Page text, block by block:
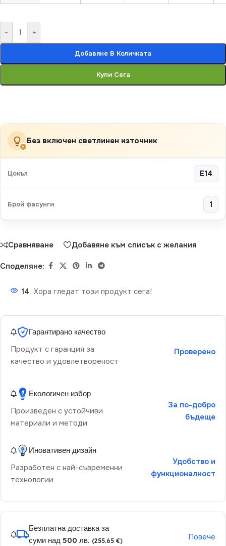
- +
Добавяне В Количката
Купи Сега
×
Без включен светлинен източник
Цокъл E14
Брой фасунги 1
Сравняване Добавяне към списък с желания
Споделяне:
14 Хора гледат този продукт сега!
Гарантирано качество
Продукт с гаранция за
качество и удовлетвореност
Проверено
Екологичен избор
Произведен с устойчиви
материали и методи
За по-добро
бъдеще
Иновативен дизайн
Разработен с най-съвременни
технологии
Удобство и
функционалност
Безплатна доставка за
суми над 500 лв. (255.65 €) Повече